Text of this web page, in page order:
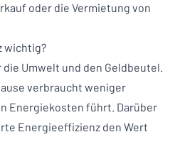
oder die Vermietung von
wichtig?
Umwelt und den Geldbeutel.
verbraucht weniger
Energiekosten führt. Darüber
Energieeffizienz den Wert